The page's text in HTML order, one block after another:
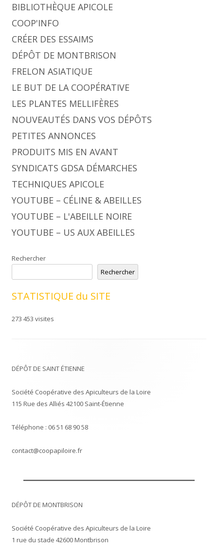
BIBLIOTHÈQUE APICOLE
COOP'INFO
CRÉER DES ESSAIMS
DÉPÔT DE MONTBRISON
FRELON ASIATIQUE
LE BUT DE LA COOPÉRATIVE
LES PLANTES MELLIFÈRES
NOUVEAUTÉS DANS VOS DÉPÔTS
PETITES ANNONCES
PRODUITS MIS EN AVANT
SYNDICATS GDSA DÉMARCHES
TECHNIQUES APICOLE
YOUTUBE – CÉLINE & ABEILLES
YOUTUBE – L'ABEILLE NOIRE
YOUTUBE – US AUX ABEILLES
Rechercher
Rechercher
STATISTIQUE du SITE
273 453 visites
DÉPÔT DE SAINT ÉTIENNE
Société Coopérative des Apiculteurs de la Loire
115 Rue des Alliés 42100 Saint-Étienne
Téléphone : 06 51 68 90 58
contact@coopapiloire.fr
DÉPÔT DE MONTBRISON
Société Coopérative des Apiculteurs de la Loire
1 rue du stade 42600 Montbrison